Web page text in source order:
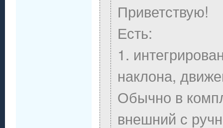
Приветствую!
Есть:
1.
наклона,
Обычно в
внешний с